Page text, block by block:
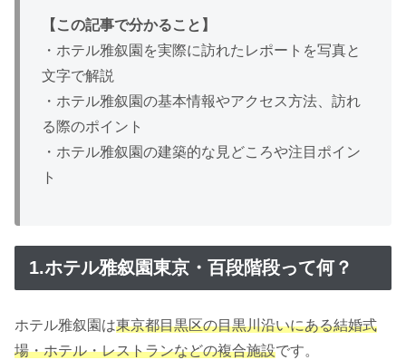
【この記事で分かること】
・ホテル雅叙園を実際に訪れたレポートを写真と
文字で解説
・ホテル雅叙園の基本情報やアクセス方法、訪れ
る際のポイント
・ホテル雅叙園の建築的な見どころや注目ポイン
ト
1.ホテル雅叙園東京・百段階段って何？
ホテル雅叙園は東京都目黒区の目黒川沿いにある結婚式
場・ホテル・レストランなどの複合施設です。